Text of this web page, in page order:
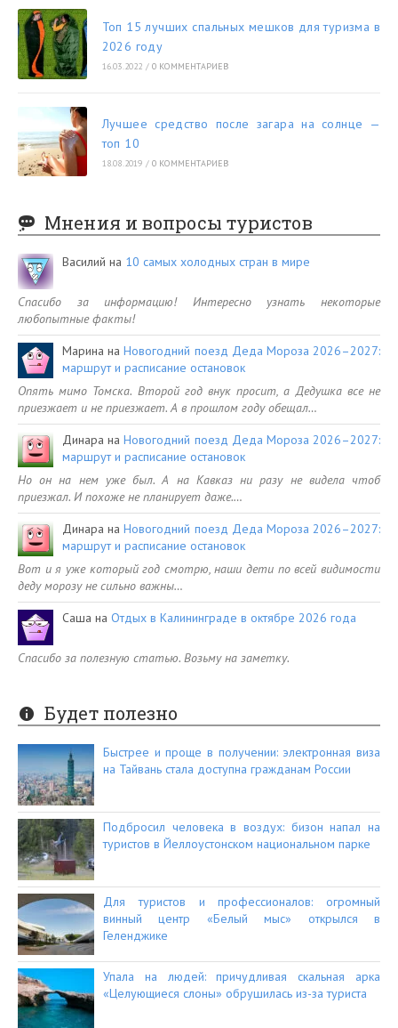
Топ 15 лучших спальных мешков для туризма в
2026 году
16.03.2022 / 0 КОММЕНТАРИЕВ
Лучшее средство после загара на солнце —
топ 10
18.08.2019 / 0 КОММЕНТАРИЕВ
Мнения и вопросы туристов
Василий на 10 самых холодных стран в мире
Спасибо за информацию! Интересно узнать некоторые
любопытные факты!
Марина наНовогодний поезд Деда Мороза 2026–2027:
маршрут и расписание остановок
Опять мимо Томска. Второй год внук просит, а Дедушка все не
приезжает и не приезжает. А в прошлом году обещал…
Динара наНовогодний поезд Деда Мороза 2026–2027:
маршрут и расписание остановок
Но он на нем уже был. А на Кавказ ни разу не видела чтоб
приезжал. И похоже не планирует даже.…
Динара наНовогодний поезд Деда Мороза 2026–2027:
маршрут и расписание остановок
Вот и я уже который год смотрю, наши дети по всей видимости
деду морозу не сильно важны…
Саша на Отдых в Калининграде в октябре 2026 года
Спасибо за полезную статью. Возьму на заметку.
Будет полезно
Быстрее и проще в получении: электронная виза
на Тайвань стала доступна гражданам России
Подбросил человека в воздух: бизон напал на
туристов в Йеллоустонском национальном парке
Для туристов и профессионалов: огромный
винный центр «Белый мыс» открылся в
Геленджике
Упала на людей: причудливая скальная арка
«Целующиеся слоны» обрушилась из-за туриста